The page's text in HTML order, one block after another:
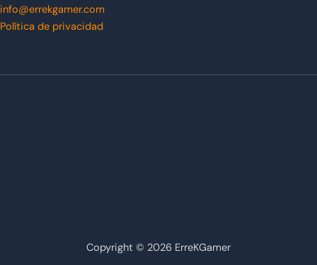
info@errekgamer.com
Política de privacidad
Copyright © 2026 ErreKGamer